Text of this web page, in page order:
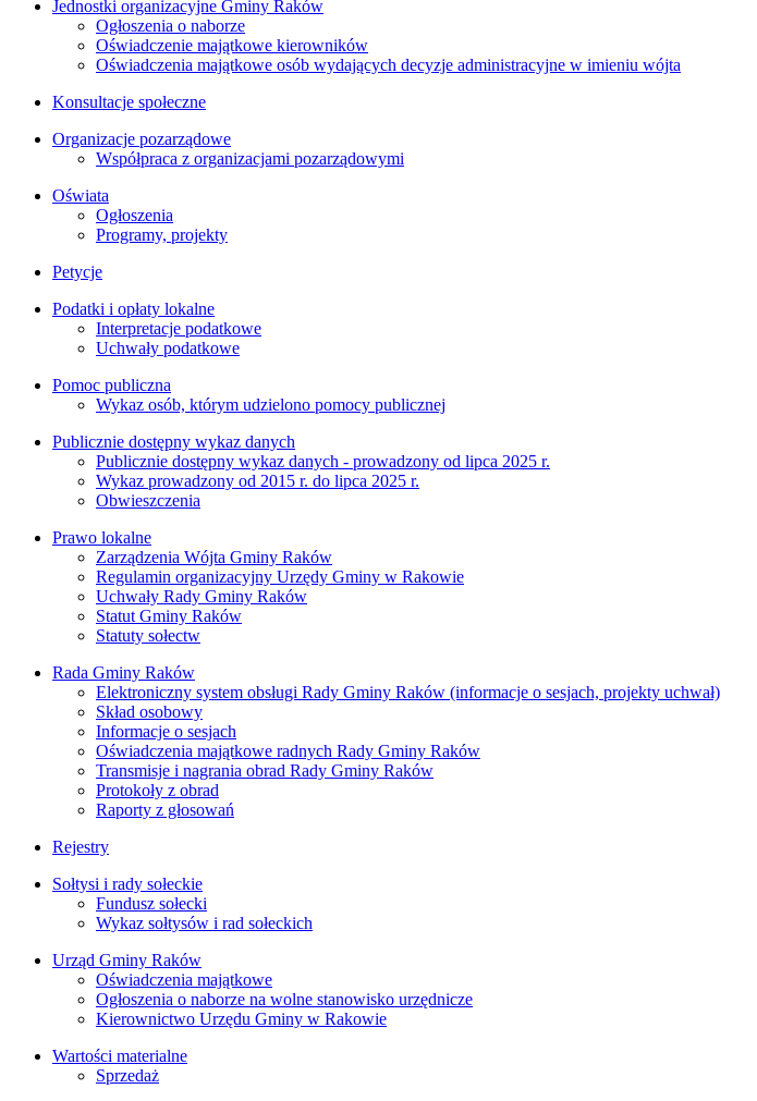
Jednostki organizacyjne Gminy Raków
Ogłoszenia o naborze
Oświadczenie majątkowe kierowników
Oświadczenia majątkowe osób wydających decyzje administracyjne w imieniu wójta
Konsultacje społeczne
Organizacje pozarządowe
Współpraca z organizacjami pozarządowymi
Oświata
Ogłoszenia
Programy, projekty
Petycje
Podatki i opłaty lokalne
Interpretacje podatkowe
Uchwały podatkowe
Pomoc publiczna
Wykaz osób, którym udzielono pomocy publicznej
Publicznie dostępny wykaz danych
Publicznie dostępny wykaz danych - prowadzony od lipca 2025 r.
Wykaz prowadzony od 2015 r. do lipca 2025 r.
Obwieszczenia
Prawo lokalne
Zarządzenia Wójta Gminy Raków
Regulamin organizacyjny Urzędy Gminy w Rakowie
Uchwały Rady Gminy Raków
Statut Gminy Raków
Statuty sołectw
Rada Gminy Raków
Elektroniczny system obsługi Rady Gminy Raków (informacje o sesjach, projekty uchwał)
Skład osobowy
Informacje o sesjach
Oświadczenia majątkowe radnych Rady Gminy Raków
Transmisje i nagrania obrad Rady Gminy Raków
Protokoły z obrad
Raporty z głosowań
Rejestry
Sołtysi i rady sołeckie
Fundusz sołecki
Wykaz sołtysów i rad sołeckich
Urząd Gminy Raków
Oświadczenia majątkowe
Ogłoszenia o naborze na wolne stanowisko urzędnicze
Kierownictwo Urzędu Gminy w Rakowie
Wartości materialne
Sprzedaż